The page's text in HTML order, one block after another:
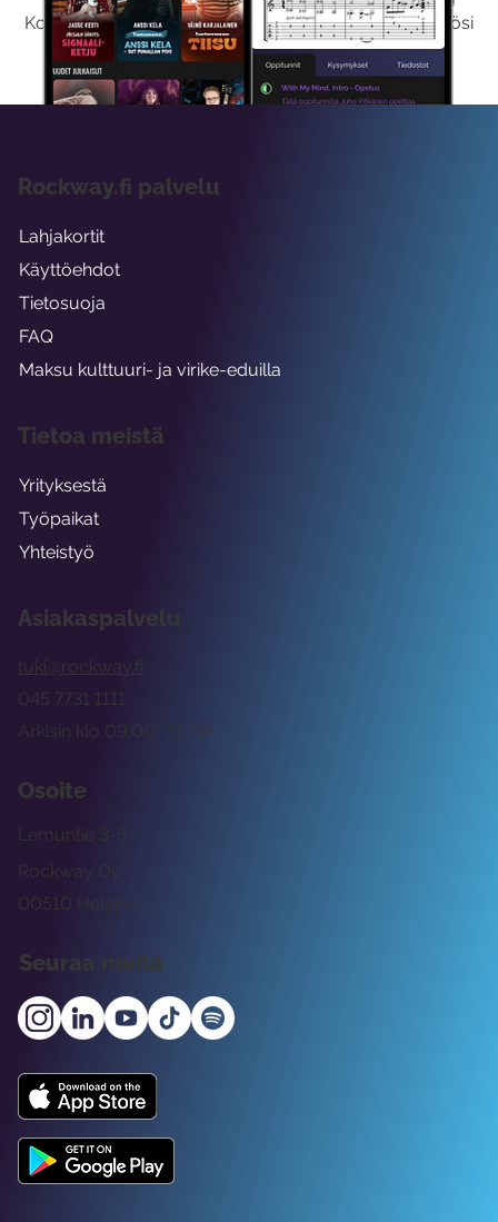
Kokeilemalla ilmaiseksi saat koko sisältömme käyttöösi
viikon ajaksi.
Asiakaspalvelu
tuki@rockway.fi
Arkisin klo 09:00 -15:00
045 7731 1111
Osoite
Rockway Oy
Lemuntie 3-5
00510 Helsinki
Seuraa meitä
Rockway.fi palvelu
Lahjakortit
Käyttöehdot
Tietosuoja
FAQ
Maksu kulttuuri- ja virike-eduilla
Tietoa meistä
Yrityksestä
Työpaikat
Yhteistyö